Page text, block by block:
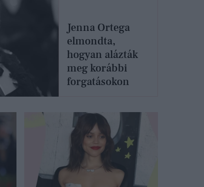
Jenna Ortega
elmondta,
hogyan alázták
meg korábbi
forgatásokon